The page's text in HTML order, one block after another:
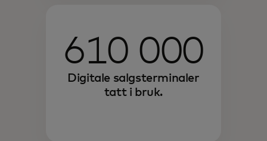
610 000
Digitale salgsterminaler
tatt i bruk.